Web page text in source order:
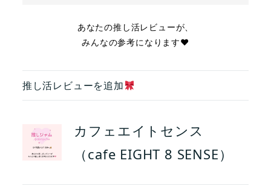
あなたの推し活レビューが、
みんなの参考になります❤︎
推し活レビューを追加
カフェエイトセンス
（cafe EIGHT 8 SENSE）